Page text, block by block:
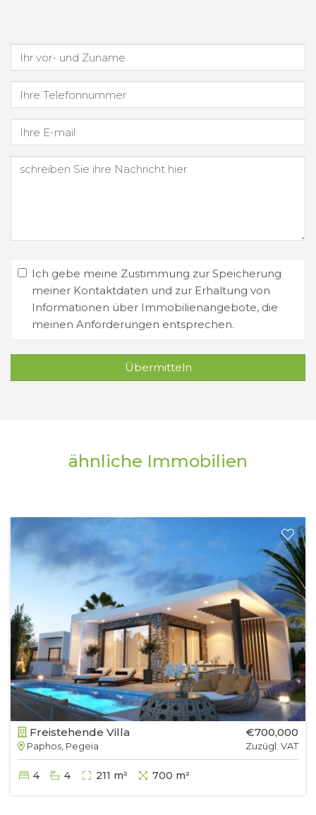
Ich gebe meine Zustimmung zur Speicherung
meiner Kontaktdaten und zur Erhaltung von
Informationen über Immobilienangebote, die
meinen Anforderungen entsprechen.
Übermitteln
ähnliche Immobilien
Freistehende Villa
Paphos, Pegeia
€700,000
Zuzügl. VAT
4 4 211 m² 700 m²